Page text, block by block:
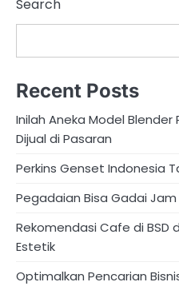
Search
Recent Posts
Inilah Aneka Model
Dijual di Pasaran
Perkins Genset Indonesia
Pegadaian Bisa Gadai
Rekomendasi Cafe di
Estetik
Optimalkan Pencarian